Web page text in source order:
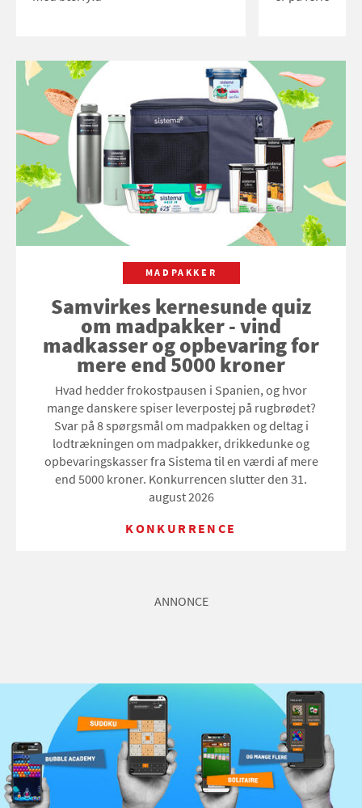
MADPAKKER
Samvirkes kernesunde quiz
om madpakker - vind
madkasser og opbevaring for
mere end 5000 kroner
Hvad hedder frokostpausen i Spanien, og hvor
mange danskere spiser leverpostej på rugbrødet?
Svar på 8 spørgsmål om madpakken og deltag i
lodtrækningen om madpakker, drikkedunke og
opbevaringskasser fra Sistema til en værdi af mere
end 5000 kroner. Konkurrencen slutter den 31.
august 2026
KONKURRENCE
ANNONCE